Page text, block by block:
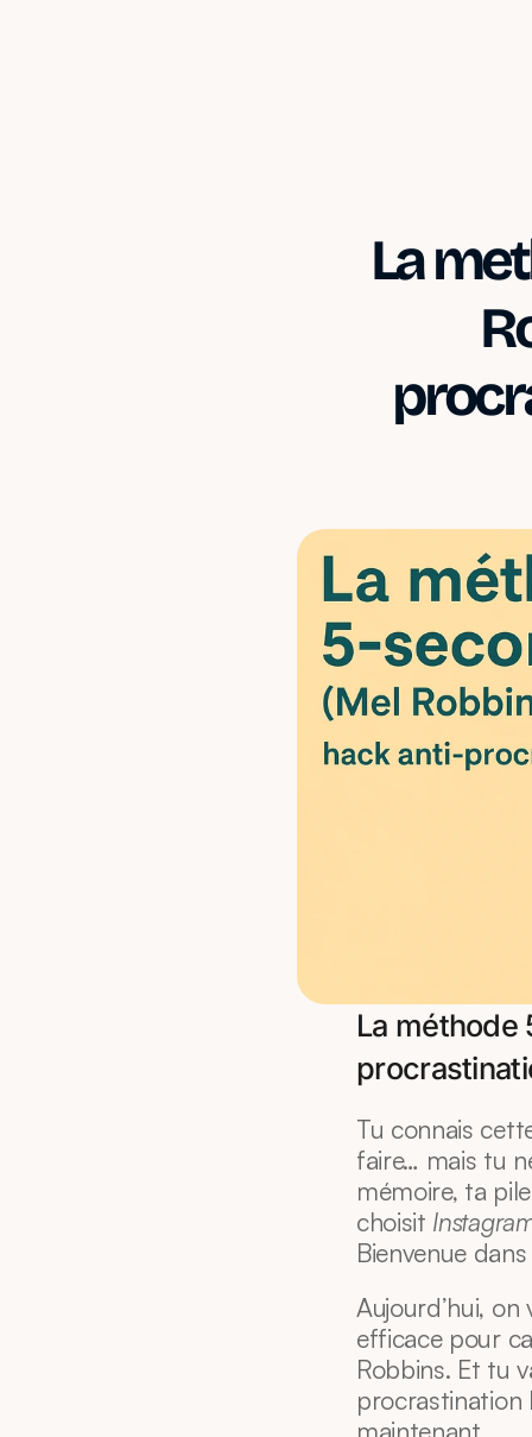
La
La méthode
Tu connais
faire… mais tu
mémoire, ta
choisit
Bienvenue
Aujourd’hui,
efficace pour
Robbins. Et tu
procrastination
maintenant.